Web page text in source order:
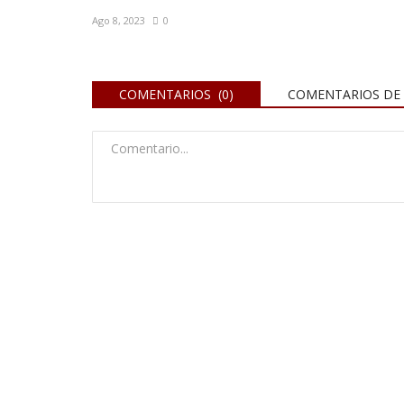
Ago 8, 2023 0
COMENTARIOS (0) COMENTARIOS
Policiales y Judiciales